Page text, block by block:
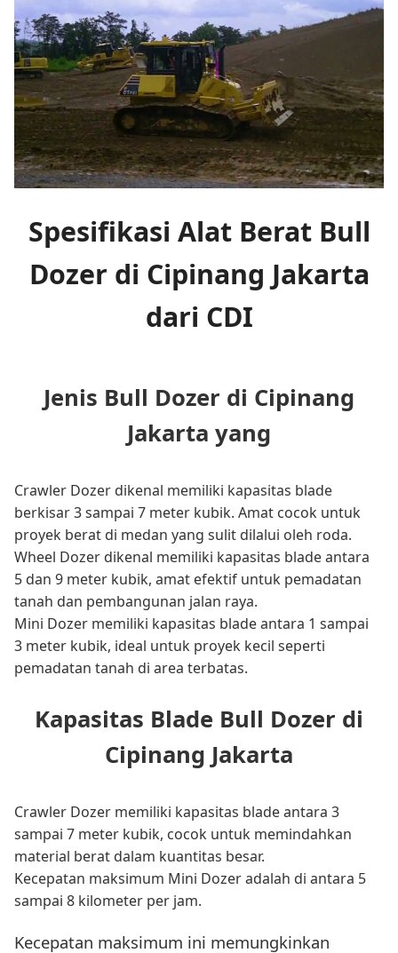
Spesifikasi Alat Berat Bull
Dozer di Cipinang Jakarta
dari CDI
Jenis Bull Dozer di Cipinang
Jakarta yang
Crawler Dozer dikenal memiliki kapasitas blade
berkisar 3 sampai 7 meter kubik. Amat cocok untuk
proyek berat di medan yang sulit dilalui oleh roda.
Wheel Dozer dikenal memiliki kapasitas blade antara
5 dan 9 meter kubik, amat efektif untuk pemadatan
tanah dan pembangunan jalan raya.
Mini Dozer memiliki kapasitas blade antara 1 sampai
3 meter kubik, ideal untuk proyek kecil seperti
pemadatan tanah di area terbatas.
Kapasitas Blade Bull Dozer di
Cipinang Jakarta
Crawler Dozer memiliki kapasitas blade antara 3
sampai 7 meter kubik, cocok untuk memindahkan
material berat dalam kuantitas besar.
Kecepatan maksimum Mini Dozer adalah di antara 5
sampai 8 kilometer per jam.
Kecepatan maksimum ini memungkinkan